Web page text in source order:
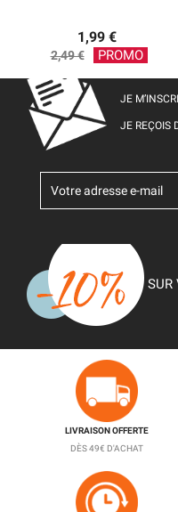
1,99 €
Prix
base
2,49 € PROMO
JE
JE REÇOIS
SUR
LIVRAISON OFFERTE
DÈS 49€ D'ACHAT